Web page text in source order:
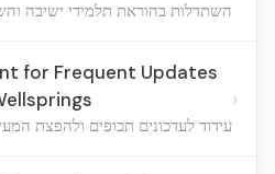
השתדלות בהוראת תלמידי ישיבה
for Frequent Updates
עידוד לעדכונים תכופים ולהפצת
›